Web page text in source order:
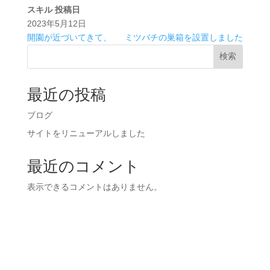
スキル 投稿日
2023年5月12日
開園が近づいてきて、
ミツバチの巣箱を設置しました
検索
最近の投稿
ブログ
サイトをリニューアルしました
最近のコメント
表示できるコメントはありません。